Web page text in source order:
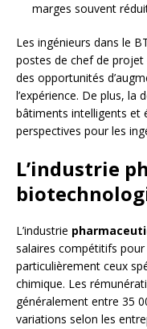
marges souvent
Les ingénieurs dans le
postes de chef de
des opportunités
l’expérience. De plus, la
bâtiments intelligents et
perspectives pour les
L’industrie
L’industrie
salaires compétitifs
particulièrement ceux
chimique. Les
généralement entre 35
variations selon les